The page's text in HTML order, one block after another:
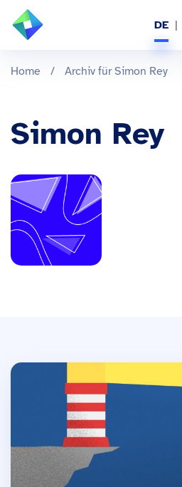
ÜBER UNS
BRANCHEN
REFERENZEN
WISSEN & EVENTS
KARRIERE
DE
Home / Archiv für Simon Rey
Simon Rey